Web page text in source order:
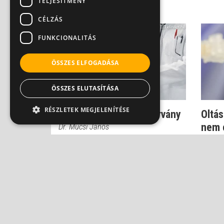
A halálból is fertőző járvány
Dr. Mucsi János
nem
CÉLZÁS
FUNKCIONALITÁS
ÖSSZES ELFOGADÁSA
ÖSSZES ELUTASÍTÁSA
RÉSZLETEK MEGJELENÍTÉSE